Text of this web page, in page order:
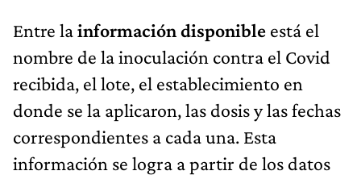
Entre lainformación disponible está el
nombre de la inoculación contra el Covid
recibida, el lote, el establecimiento en
donde se la aplicaron, las dosis y las fechas
correspondientes a cada una. Esta
información se logra a partir de los datos